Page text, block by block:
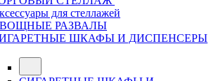
для стеллажей
РАЗВАЛЫ
ШКАФЫ И ДИСПЕНСЕРЫ